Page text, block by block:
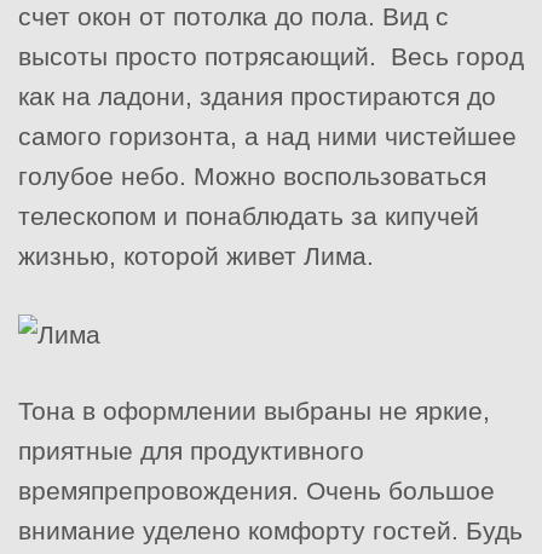
счет окон от потолка до пола. Вид с
высоты просто потрясающий. Весь город
как на ладони, здания простираются до
самого горизонта, а над ними чистейшее
голубое небо. Можно воспользоваться
телескопом и понаблюдать за кипучей
жизнью, которой живет Лима.
Тона в оформлении выбраны не яркие,
приятные для продуктивного
времяпрепровождения. Очень большое
внимание уделено комфорту гостей. Будь